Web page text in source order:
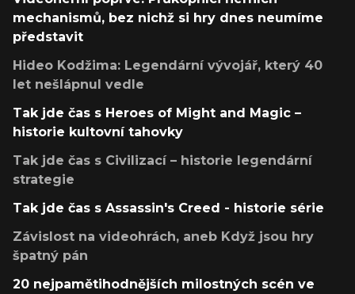
mechanismů, bez nichž si hry dnes neumíme
představit
Hideo Kodžima: Legendární vývojář, který 40
let nešlápnul vedle
Tak jde čas s Heroes of Might and Magic –
historie kultovní tahovky
Tak jde čas s Civilizací – historie legendární
strategie
Tak jde čas s Assassin's Creed - historie série
Závislost na videohrách, aneb Když jsou hry
špatný pán
20 nejpamětihodnějších milostných scén ve